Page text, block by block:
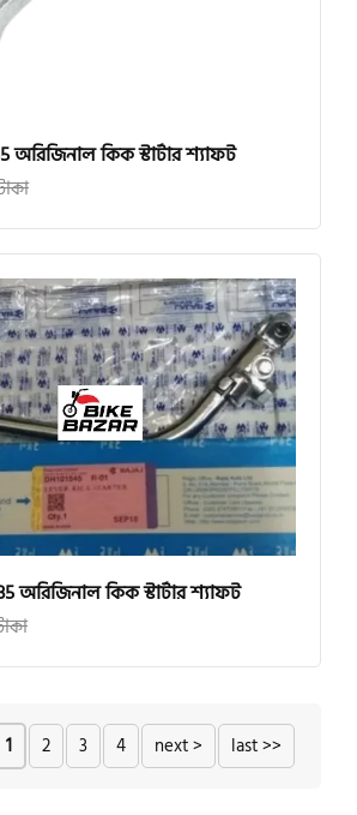
অরিজিনাল কিক স্টার্টার শ্যাফট
অরিজিনাল কিক স্টার্টার শ্যাফট
1 2 3 4 next > last >>